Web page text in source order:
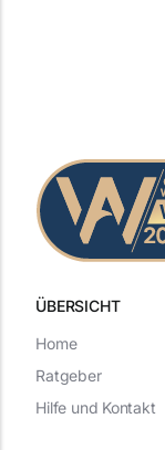
ÜBERSICHT
Home
Ratgeber
Hilfe und Kontakt